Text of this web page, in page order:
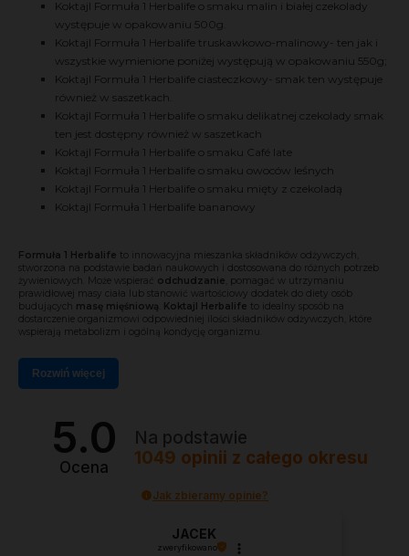
Koktajl Formuła 1 Herbalife o smaku malin i białej czekolady
występuje w opakowaniu 500g.
Koktajl Formuła 1 Herbalife truskawkowo-malinowy- ten jak i
wszystkie wymienione poniżej występują w opakowaniu 550g;
Koktajl Formuła 1 Herbalife ciasteczkowy- smak ten występuje
również w saszetkach
Koktajl Formuła 1 Herbalife o smaku delikatnej czekolady smak
ten jest dostępny również w saszetkach
Koktajl Formuła 1 Herbalife o smaku Café late
Koktajl Formuła 1 Herbalife o smaku owoców leśnych
Koktajl Formuła 1 Herbalife o smaku mięty z czekoladą
Koktajl Formuła 1 Herbalife bananowy
Formuła 1 Herbalife to innowacyjna mieszanka składników odżywczych,
stworzona na podstawie badań naukowych i dostosowana do różnych potrzeb
żywieniowych. Może wspierać odchudzanie , pomagać w utrzymaniu
prawidłowej masy ciała lub stanowić wartościowy dodatek do diety osób
budujących masę mięśniową Koktajl Herbalife to idealny sposób na
dostarczenie organizmowi odpowiedniej ilości składników odżywczych, które
wspierają metabolizm i ogólną kondycję organizmu.
Rozwiń więcej
5.0
Ocena
Na podstawie
1049 opinii z całego okresu
Jak zbieramy opinie?
JACEK
zweryfikowano